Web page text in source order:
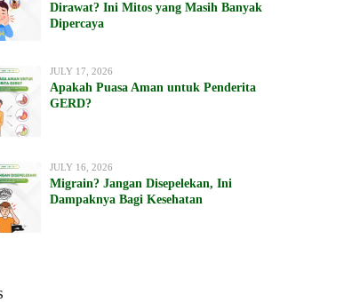
Dirawat? Ini Mitos yang Masih Banyak
Dipercaya
JULY 17, 2026
Apakah Puasa Aman untuk Penderita
GERD?
JULY 16, 2026
Migrain? Jangan Disepelekan, Ini
Dampaknya Bagi Kesehatan